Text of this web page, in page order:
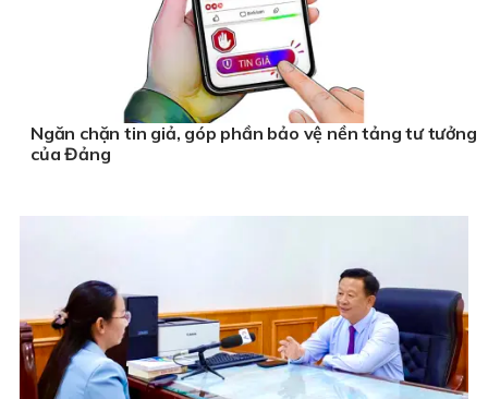
Ngăn chặn tin giả, góp phần bảo vệ nền tảng tư tưởng
của Đảng